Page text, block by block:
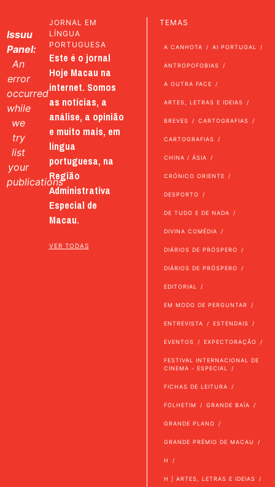
Issuu
Panel:
An
error
occurred
while
we
try
list
your
publications
JORNAL EM
LÍNGUA
PORTUGUESA
Este é o jornal
Hoje Macau na
internet. Somos
as notícias, a
análise, a opinião
e muito mais, em
língua
portuguesa, na
Região
Administrativa
Especial de
Macau.
VER TODAS
TEMAS
A CANHOTA AI PORTUGAL
ANTROPOFOBIAS
A OUTRA FACE
ARTES, LETRAS E IDEIAS
BREVES CARTOGRAFIAS
CARTOGRAFIAS
CHINA / ÁSIA
CRÓNICO ORIENTE
DESPORTO
DE TUDO E DE NADA
DIVINA COMÉDIA
DIÁRIOS DE PRÓSPERO
DIÁRIOS DE PRÓSPERO
EDITORIAL
EM MODO DE PERGUNTAR
ENTREVISTA ESTENDAIS
EVENTOS EXPECTORAÇÃO
FESTIVAL INTERNACIONAL DE
CINEMA - ESPECIAL
FICHAS DE LEITURA
FOLHETIM GRANDE BAÍA
GRANDE PLANO
GRANDE PRÉMIO DE MACAU
H
H | ARTES, LETRAS E IDEIAS